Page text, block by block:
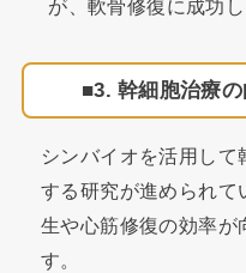
が、軟骨修復に成功
3. 幹細胞治療
シンバイオを活用し
する研究が進められて
生や心筋修復の効率が
す。